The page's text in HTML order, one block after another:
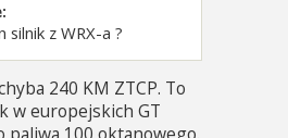
silnik z WRX-a ?
240 KM ZTCP. To
w europejskich GT